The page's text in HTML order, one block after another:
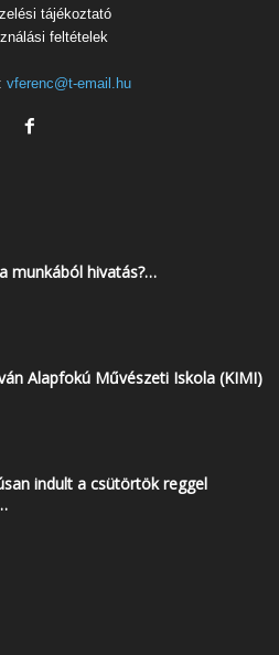
tájékoztató
feltételek
vferenc@t-email.hu
munkából hivatás?…
Alapfokú Művészeti Iskola (KIMI)
indult a csütörtök reggel